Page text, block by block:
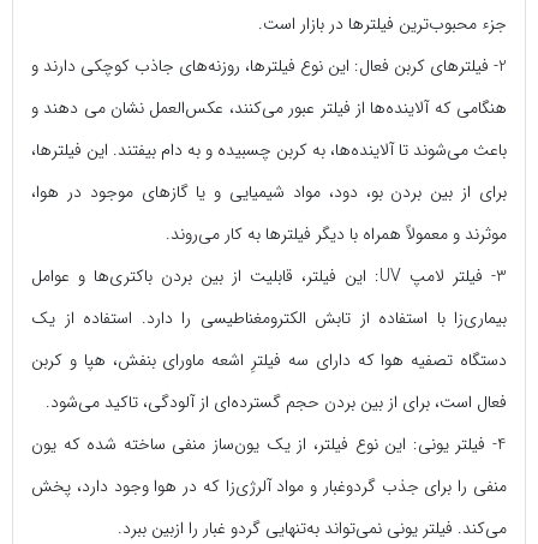
جزء محبوب‌ترین فیلترها در بازار است.
2- فیلترهای کربن فعال:
این نوع فیلتر‌ها، روزنه‌های جاذب کوچکی دارند و
هنگامی که آلاینده‌ها از فیلتر عبور می‌کنند، عکس‌العمل نشان می دهند و
باعث می‌شوند تا آلاینده‌ها، به کربن چسبیده و به دام بیفتند. این فیلترها،
برای از بین بردن بو، دود، مواد‌ شیمیایی و یا گازهای موجود در هوا،
موثرند و معمولاً همراه با دیگر فیلترها به کار می‌روند.
3- فیلتر لامپ UV:
این فیلتر، قابلیت از بین بردن باکتری‌ها و عوامل
بیماری‌زا با استفاده از تابش الکترومغناطیسی را دارد. استفاده از یک
دستگاه تصفیه هوا که دارای سه فیلترِ اشعه ماورای بنفش، هپا و کربن
فعال است، برای از بین بردن حجم گسترده‌ای از آلودگی، تاکید می‌شود.
4- فیلتر یونی:
این نوع فیلتر، از یک یون‌ساز منفی ساخته شده که یون
منفی را برای جذب گرد‌وغبار و مواد آلرژی‌زا که در هوا وجود دارد، پخش
می‌کند. فیلتر یونی نمی‌تواند به‌تنهایی گردو غبار را ازبین ببرد.